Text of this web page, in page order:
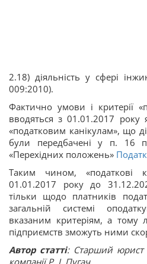
2.18) діяльність у сфері
009:2010).
Фактично умови і критерії
вводяться з 01.01.2017 року
«податковим канікулам», що
були передбачені у п. 16
«Перехідних положень»
Таким чином, «податкові
01.01.2017 року до
тільки щодо платників
загальній системі
вказаним критеріям, а тому
підприємств зможуть ними
Автор статті: Старший юрист
компанії Р. І. Пугач